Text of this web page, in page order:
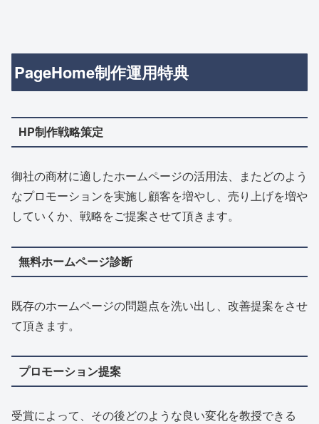
PageHome制作運用特典
HP制作戦略策定
御社の商材に適したホームページの活用法、またどのよう
なプロモーションを実施し顧客を増やし、売り上げを増や
していくか、戦略をご提案させて頂きます。
無料ホームページ診断
既存のホームページの問題点を洗い出し、改善提案をさせ
て頂きます。
プロモーション提案
受賞によって、その後どのような良い変化を教授できる